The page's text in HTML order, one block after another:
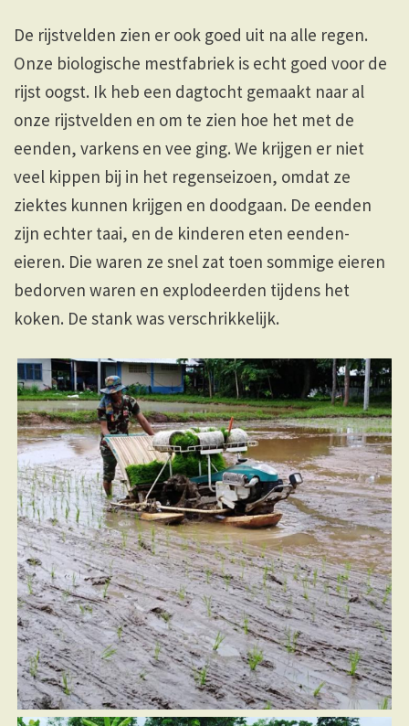
De rijstvelden zien er ook goed uit na alle regen.
Onze biologische mestfabriek is echt goed voor de
rijst oogst. Ik heb een dagtocht gemaakt naar al
onze rijstvelden en om te zien hoe het met de
eenden, varkens en vee ging. We krijgen er niet
veel kippen bij in het regenseizoen, omdat ze
ziektes kunnen krijgen en doodgaan. De eenden
zijn echter taai, en de kinderen eten eenden-
eieren. Die waren ze snel zat toen sommige eieren
bedorven waren en explodeerden tijdens het
koken. De stank was verschrikkelijk.